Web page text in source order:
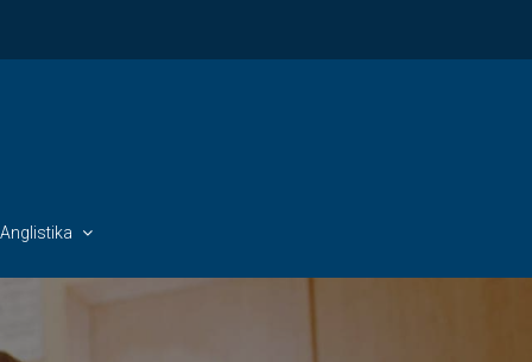
Anglistika